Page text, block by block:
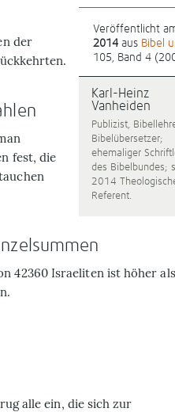
Veröffentlicht
2014 aus Bibel
105, Band 4
Karl-Heinz
Vanheiden
Publizist,
Bibelübersetzer;
ehemaliger
des Bibelbundes;
2014
Referent.
der
fest, die
42360 Israeliten ist höher als
alle ein, die sich zur